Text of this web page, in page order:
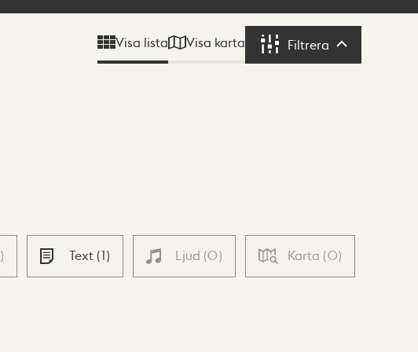
Visa lista Visa karta Filtrera Filtrera
) Text (1) Ljud (0) Karta (0)